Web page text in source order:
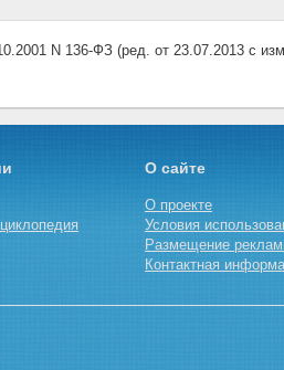
N 136-ФЗ (ред. от 23.07.2013 с
О сайте
О проекте
Условия
Размещение
Контактная